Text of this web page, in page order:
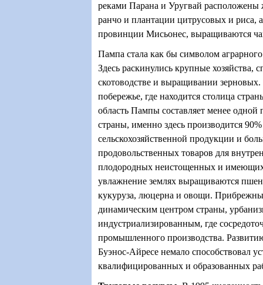
реками Парана и Уругвай расположены
ранчо и плантации цитрусовых и риса,
провинции Мисьонес, выращиваются
Пампа стала как бы символом
Здесь раскинулись крупные хозяйства,
скотоводстве и выращивании
побережье, где находится столица
область Пампы составляет менее одной
страны, именно здесь производится
сельскохозяйственной продукции и
продовольственных товаров для
плодородных неистощенных и имеющих
увлажнение землях выращиваются
кукуруза, люцерна и овощи.
динамическим центром страны,
индустриализированным, где
промышленного производства.
Буэнос-Айресе немало способствовал
квалифицированных и образованных